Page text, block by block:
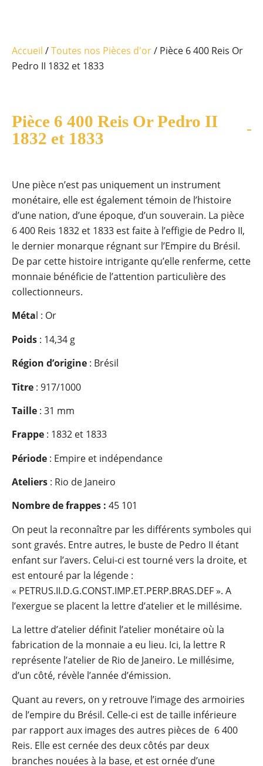
Accueil /Toutes nos Pièces d'or/ Pièce 6 400 Reis Or
Pedro II 1832 et 1833
Pièce 6 400 Reis Or Pedro II
1832 et 1833
Une pièce n’est pas uniquement un instrument
monétaire, elle est également témoin de l’histoire
d’une nation, d’une époque, d’un souverain. La pièce
6 400 Reis 1832 et 1833 est faite à l’effigie de Pedro II,
le dernier monarque régnant sur l’Empire du Brésil.
De par cette histoire intrigante qu’elle renferme, cette
monnaie bénéficie de l’attention particulière des
collectionneurs.
Métal : Or
Poids : 14,34 g
Région d’origine : Brésil
Titre : 917/1000
Taille : 31 mm
Frappe : 1832 et 1833
Période : Empire et indépendance
Ateliers : Rio de Janeiro
Nombre de frappes : 45 101
On peut la reconnaître par les différents symboles qui
sont gravés. Entre autres, le buste de Pedro II étant
enfant sur l’avers. Celui-ci est tourné vers la droite, et
est entouré par la légende :
« PETRUS.II.D.G.CONST.IMP.ET.PERP.BRAS.DEF ». A
l’exergue se placent la lettre d’atelier et le millésime.
La lettre d’atelier définit l’atelier monétaire où la
fabrication de la monnaie a eu lieu. Ici, la lettre R
représente l’atelier de Rio de Janeiro. Le millésime,
d’un côté, révèle l’année d’émission.
Quant au revers, on y retrouve l’image des armoiries
de l’empire du Brésil. Celle-ci est de taille inférieure
par rapport aux images des autres pièces de 6 400
Reis. Elle est cernée des deux côtés par deux
branches nouées à la base, et est ornée d’une